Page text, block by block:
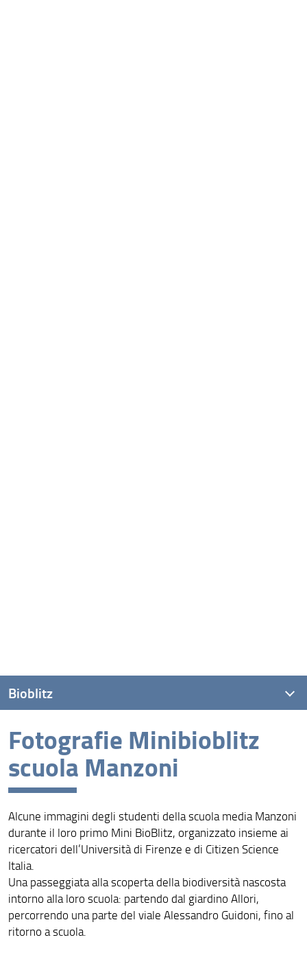
Fotografie Minibioblitz
scuola Manzoni
Alcune immagini degli studenti della scuola media Manzoni
durante il loro primo Mini BioBlitz, organizzato insieme ai
ricercatori dell’Università di Firenze e di Citizen Science
Italia.
Una passeggiata alla scoperta della biodiversità nascosta
intorno alla loro scuola: partendo dal giardino Allori,
percorrendo una parte del viale Alessandro Guidoni, fino al
ritorno a scuola.
Bioblitz
Cos'è e chi può partecipare?
Mini-bioblitz scuola Carducci e Manzoni
Fotografie Minibioblitz scuola Carducci
Fotografie Minibioblitz scuola Manzoni